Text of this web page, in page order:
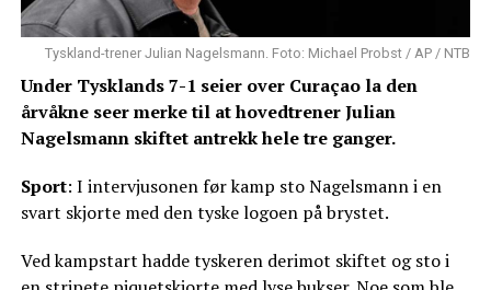
Tyskland-trener Julian Nagelsmann. Foto: Michael Probst / AP / NTB
Under Tysklands 7-1 seier over Curaçao la den
årvåkne seer merke til at hovedtrener Julian
Nagelsmann skiftet antrekk hele tre ganger.
Sport: I intervjusonen før kamp sto Nagelsmann i en
svart skjorte med den tyske logoen på brystet.
Ved kampstart hadde tyskeren derimot skiftet og sto i